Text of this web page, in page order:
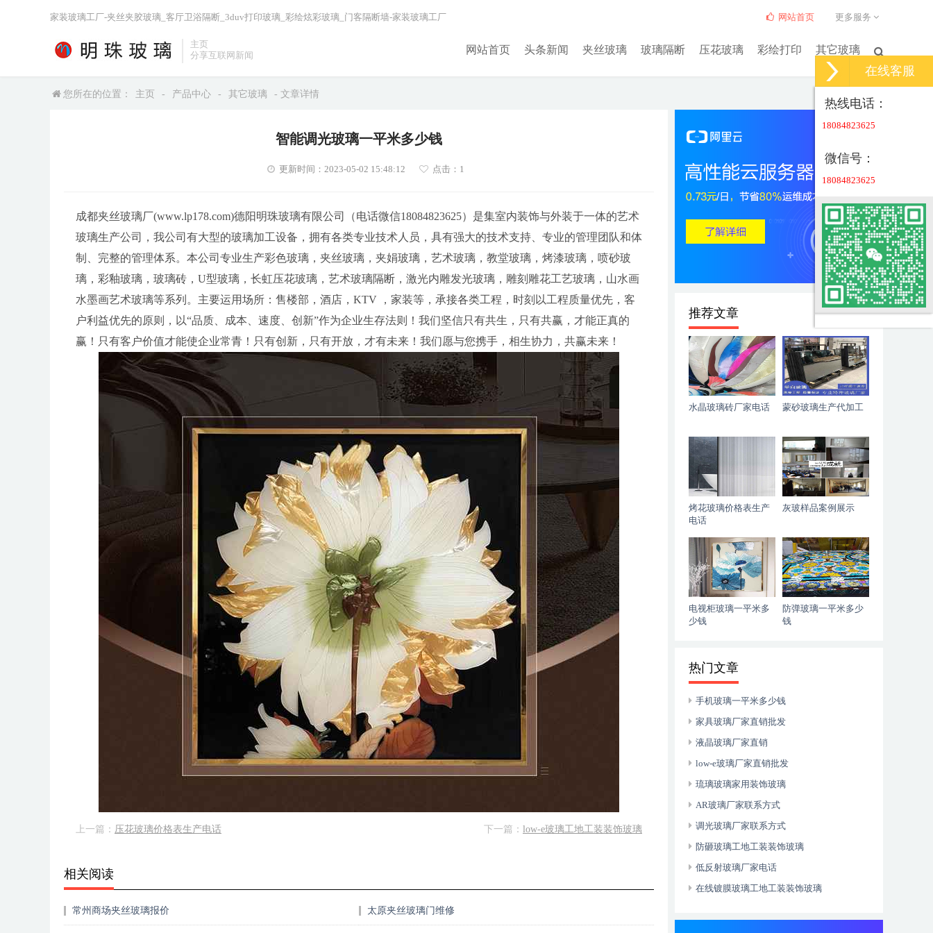
主页
分享互联网新闻
网站首页 头条新闻 夹丝玻璃 玻璃隔断 压花玻璃 彩绘打印 其它玻璃
网站首页 更多服务
家装玻璃工厂-夹丝夹胶玻璃_客厅卫浴隔断_3duv打印玻璃_彩绘炫彩玻璃_门客隔断墙-家装玻璃工厂
您所在的位置： 主页 - 产品中心 - 其它玻璃 - 文章详情
智能调光玻璃一平米多少钱
更新时间：2023-05-02 15:48:12 点击：1
成都夹丝玻璃厂(www.lp178.com)德阳明珠玻璃有限公司（电话微信18084823625）是集室内装饰与外装于一体的艺术
玻璃生产公司，我公司有大型的玻璃加工设备，拥有各类专业技术人员，具有强大的技术支持、专业的管理团队和体
制、完整的管理体系。本公司专业生产彩色玻璃，夹丝玻璃，夹娟玻璃，艺术玻璃，教堂玻璃，烤漆玻璃，喷砂玻
璃，彩釉玻璃，玻璃砖，U型玻璃，长虹压花玻璃，艺术玻璃隔断，激光内雕发光玻璃，雕刻雕花工艺玻璃，山水画
水墨画艺术玻璃等系列。主要运用场所：售楼部，酒店，KTV ，家装等，承接各类工程，时刻以工程质量优先，客
户利益优先的原则，以“品质、成本、速度、创新”作为企业生存法则！我们坚信只有共生，只有共赢，才能正真的
赢！只有客户价值才能使企业常青！只有创新，只有开放，才有未来！我们愿与您携手，相生协力，共赢未来！
上一篇： 压花玻璃价格表生产电话 下一篇： low-e玻璃工地工装装饰玻璃
相关阅读
常州商场夹丝玻璃报价 太原夹丝玻璃门维修
推荐文章
水晶玻璃砖厂家电话 蒙砂玻璃生产代加工
烤花玻璃价格表生产
电话
灰玻样品案例展示
电视柜玻璃一平米多
少钱
防弹玻璃一平米多少
钱
热门文章
手机玻璃一平米多少钱
家具玻璃厂家直销批发
液晶玻璃厂家直销
low-e玻璃厂家直销批发
琉璃玻璃家用装饰玻璃
AR玻璃厂家联系方式
调光玻璃厂家联系方式
防砸玻璃工地工装装饰玻璃
低反射玻璃厂家电话
在线镀膜玻璃工地工装装饰玻璃
在线客服
热线电话：
18084823625
微信号：
18084823625